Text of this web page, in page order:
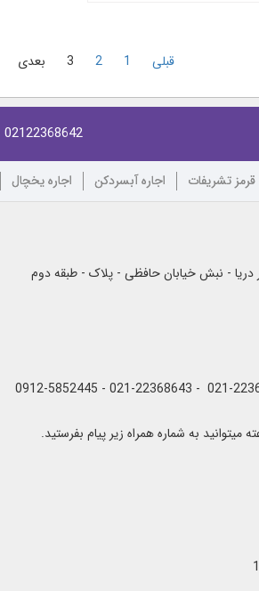
قبلی 1
2
3 بعدی
02122368642
تشریفات اجاره آبسردکن اجاره یخچال
دریا - نبش خیابان حافظی - پلاک - طبقه دوم